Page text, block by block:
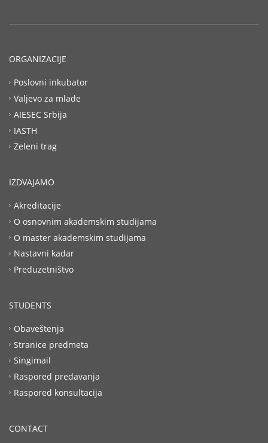
ORGANIZACIJE
Poslovni inkubator
Valjevo za mlade
AIESEC Srbija
IASTH
Zeleni trag
IZDVAJAMO
Akreditacije
O osnovnim akademskim studijama
O master akademskim studijama
Nastavni kadar
Preduzetništvo
STUDENTS
Obaveštenja
Stranice predmeta
Singimail
Raspored predavanja
Raspored konsultacija
CONTACT